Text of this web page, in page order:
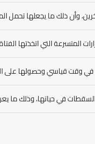
وأن ذلك ما يجعلها تحمل
المتسرعة التي اتخذتها
وقت قياسي وحصولها على
في حياتها، وذلك ما